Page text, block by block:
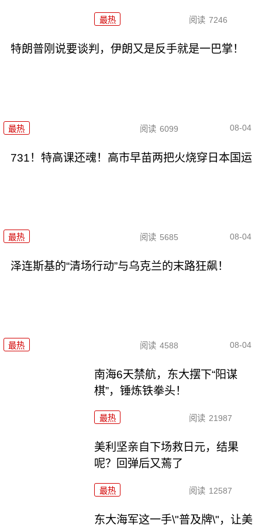
最热 阅读 7246
特朗普刚说要谈判，伊朗又是反手就是一巴掌！
最热 阅读 6099 08-04
731！特高课还魂！高市早苗两把火烧穿日本国运
最热 阅读 5685 08-04
泽连斯基的“清场行动”与乌克兰的末路狂飙！
最热 阅读 4588 08-04
南海6天禁航，东大摆下“阳谋
棋”，锤炼铁拳头！
最热 阅读 21987
美利坚亲自下场救日元，结果
呢？回弹后又蔫了
最热 阅读 12587
东大海军这一手\"普及牌\"，让美